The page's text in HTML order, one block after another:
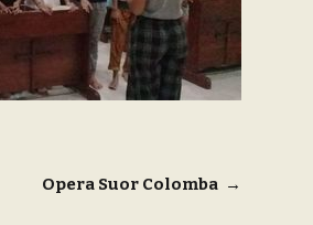
Opera Suor Colomba →